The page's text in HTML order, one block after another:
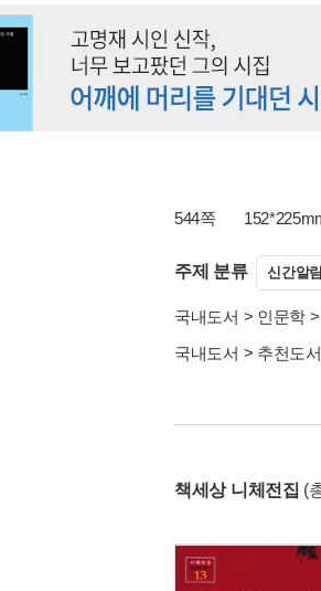
544쪽
주제 분류 신간알
국내도서 > 인문학
국내도서 > 추천도서
책세상 니체전집 (